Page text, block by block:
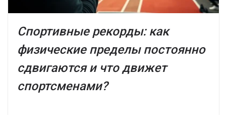
Спортивные рекорды: как
физические пределы постоянно
сдвигаются и что движет
спортсменами?